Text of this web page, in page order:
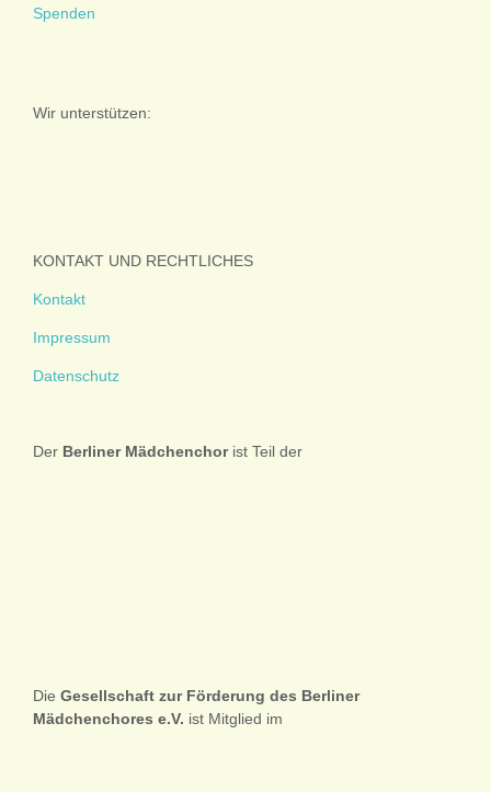
Spenden
Wir unterstützen:
KONTAKT UND RECHTLICHES
Kontakt
Impressum
Datenschutz
Der Berliner Mädchenchorist Teil der
Die Gesellschaft zur Förderung des Berliner
Mädchenchores e.V. ist Mitglied im